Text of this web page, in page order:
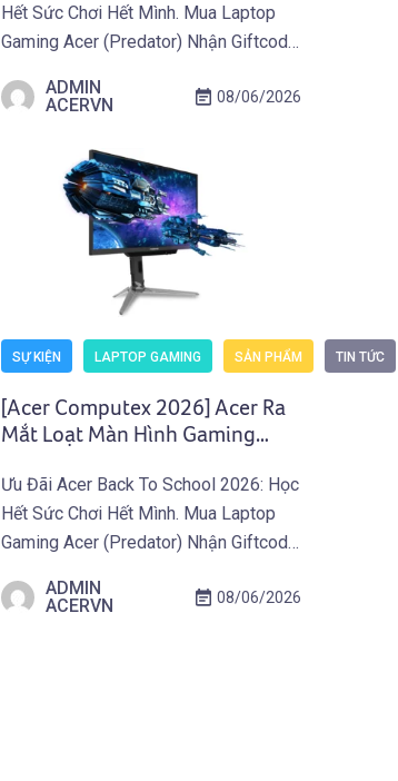
Hình Di Động
Hết Sức Chơi Hết Mình. Mua Laptop
Gaming Acer (Predator) Nhận Giftcode
30.09.2026. Khám Phá Ưu Đãi Ngay
Acer công bố danh mục thiết bị hiển thị
mới phục vụ sáng tạo, giải trí và […]
ADMIN
ACERVN
08/06/2026
SỰ KIỆN LAPTOP GAMING SẢN PHẨM TIN TỨC
[Acer Computex 2026] Acer Ra
Mắt Loạt Màn Hình Gaming
Ưu Đãi Acer Back To School 2026: Học
Hết Sức Chơi Hết Mình. Mua Laptop
Gaming Acer (Predator) Nhận Giftcode
30.09.2026. Khám Phá Ưu Đãi Ngay
ADMIN
ACERVN
08/06/2026